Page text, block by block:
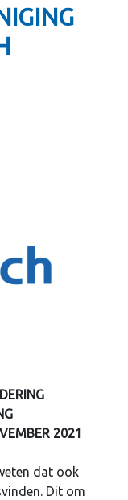
2021
dat ook
Dit om